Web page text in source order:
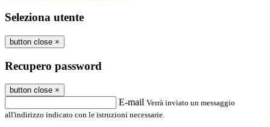
Seleziona utente
button close ×
Recupero password
button close ×
E-mail Verrà inviato un messaggio
all'indirizzo indicato con le istruzioni necessarie.